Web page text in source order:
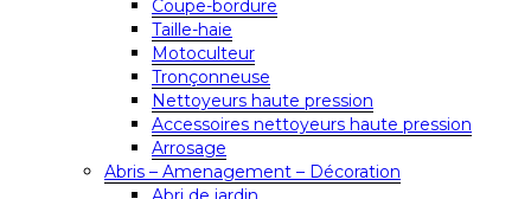
Coupe-bordure
Taille-haie
Motoculteur
Tronçonneuse
Nettoyeurs haute pression
Accessoires nettoyeurs haute pression
Arrosage
Abris – Amenagement – Décoration